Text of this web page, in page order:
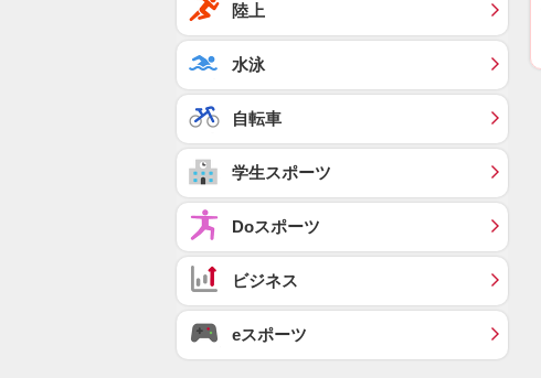
陸上
水泳
自転車
学生スポーツ
Doスポーツ
ビジネス
eスポーツ